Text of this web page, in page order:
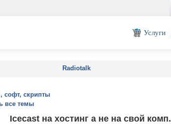
Услуги
Radiotalk
софт, скрипты
все темы
Icecast на хостинг а не на свой комп.